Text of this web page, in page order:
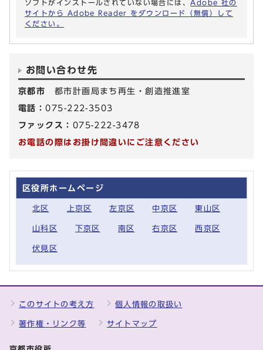
ソフトがインストールされていない場合には、 Adobe 社の
サイトから Adobe Reader をダウンロード（無償）して
ください。
お問い合わせ先
京都市 都市計画局まち再生・創造推進室
電話：075-222-3503
ファックス： 075-222-3478
お電話の際はお掛け間違いにご注意ください
区役所ホームページ
北区 上京区 左京区 中京区 東山区
山科区 下京区 南区 右京区 西京区
伏見区
このサイトの考え方 個人情報の取扱い
著作権・リンク等 サイトマップ